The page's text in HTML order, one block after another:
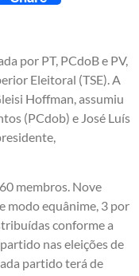
por PT, PCdoB e PV,
Eleitoral (TSE). A
Hoffman, assumiu
(PCdob) e José Luís
membros. Nove
modo equânime, 3 por
conforme a
nas eleições de
partido terá de